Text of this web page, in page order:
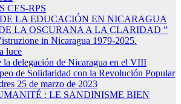
CES-RPS
LA EDUCACIÓN EN NICARAGUA
DE LA OSCURANA A LA CLARIDAD ”
in Nicaragua 1979-2025.
luce
la delegación de Nicaragua en el VIII
de Solidaridad con la Revolución Popular
25 de marzo de 2023
: LE SANDINISME BIEN